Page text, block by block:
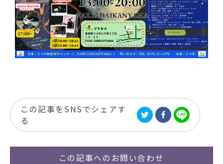
この記事をSNSでシェアす
る
この記事への お問い合わせ